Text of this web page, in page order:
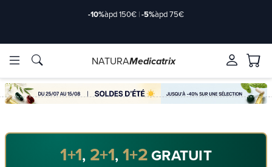
Marken
-10%àpd 150€ |-5%àpd 75€
Marken
NATURAMedicatrix
1+1, 2+1, 1+2GRATUIT